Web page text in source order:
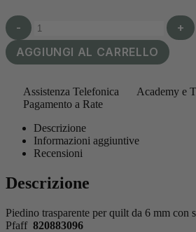
-
+
AGGIUNGI AL CARRELLO
Assistenza Telefonica
Academy e
Pagamento a Rate
Descrizione
Informazioni aggiuntive
Recensioni
Descrizione
Piedino trasparente per quilt da 6 mm
Pfaff 820883096